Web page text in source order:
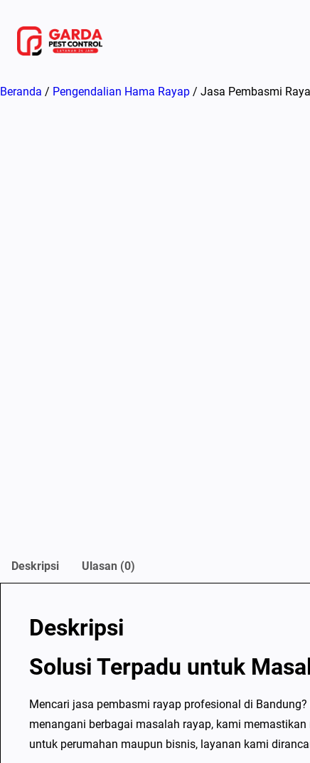
konten
Beranda / Pengendalian Hama Rayap / Jasa Pembasmi
Deskripsi
Ulasan (0)
Deskripsi
Solusi Terpadu untuk
Mencari jasa pembasmi rayap profesional di
menangani berbagai masalah rayap, kami
untuk perumahan maupun bisnis, layanan kami